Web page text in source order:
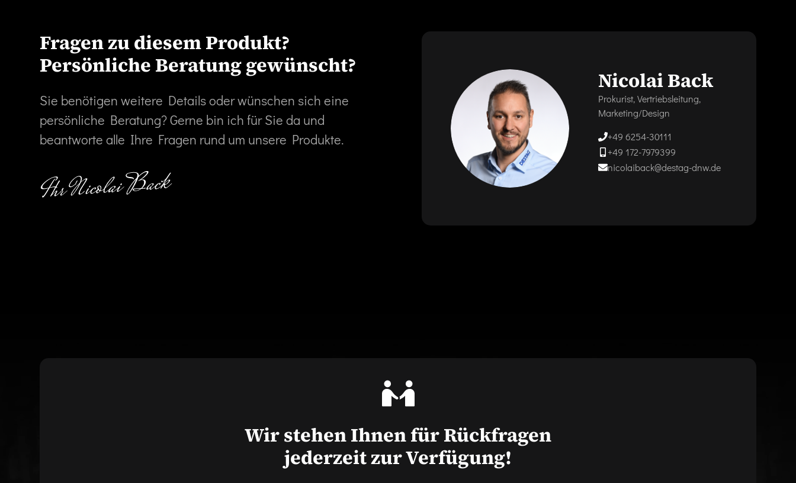
Fragen zu diesem Produkt?
Persönliche Beratung gewünscht?
Sie benötigen weitere Details oder wünschen sich eine
persönliche Beratung? Gerne bin ich für Sie da und
beantworte alle Ihre Fragen rund um unsere Produkte.
Nicolai Back
Prokurist, Vertriebsleitung,
Marketing/Design
+49 6254-30111
+49 172-7979399
nicolaiback@destag-dnw.de
Wir stehen Ihnen für Rückfragen
jederzeit zur Verfügung!